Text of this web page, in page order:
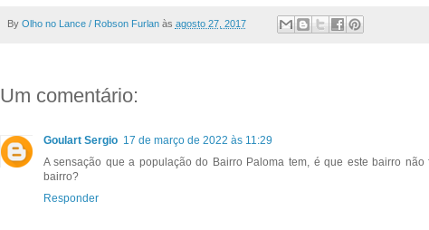
By Olho no Lance / Robson Furlan às agosto 27, 2017
Um comentário:
Goulart Sergio 17 de março de 2022 às 11:29
A sensação que a população do Bairro Paloma tem, é que este bairro
bairro?
Responder